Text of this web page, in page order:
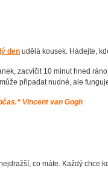
den udělá kousek. Hádejte,
zacvičit 10 minut hned
připadat nudné, ale
Vincent van Gogh
co máte. Každý chce